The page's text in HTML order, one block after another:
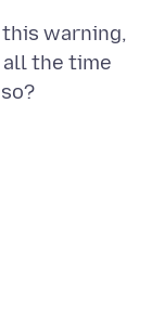
warning,
the time